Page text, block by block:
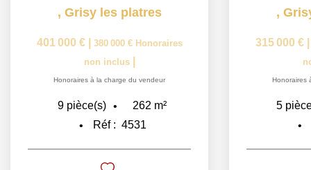
, Grisy les platres
401 000 € 380 000 € Honoraires
non inclus
Honoraires à la charge du vendeur
9 pièce(s) 262 m²
Réf : 4531
,
315 000 €
Honoraires
5